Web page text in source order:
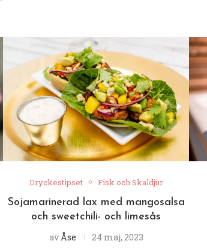
Dryckestipset Fisk och Skaldjur
Sojamarinerad lax med mangosalsa
och sweetchili- och limesås
av Åse 24 maj, 2023